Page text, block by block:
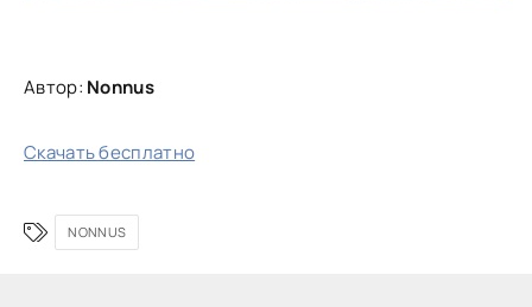
Автор: Nonnus
Скачать бесплатно
NONNUS